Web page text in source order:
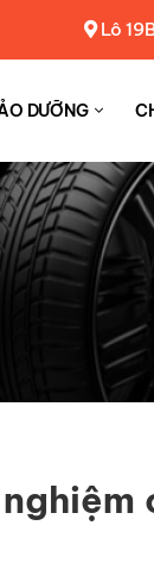
Lô
DƯỠNG